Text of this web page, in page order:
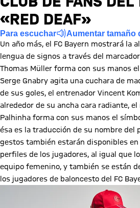
«RED DEAF»
Para escuchar Aumentar tamaño
Un año más, el FC Bayern mostrará la
lengua de signos a través del
Thomas Müller forma con sus manos
Serge Gnabry agita una cuchara de
de sus goles, el entrenador Vincent
alrededor de su ancha cara radiante,
Palhinha forma con sus manos el
ésa es la traducción de su nombre del
gestos también estarán disponibles
perfiles de los jugadores, al igual que
equipo femenino, y también se están
los jugadores de baloncesto del FC